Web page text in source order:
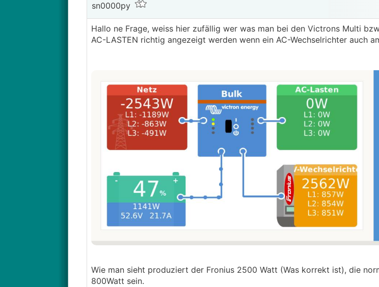
sn0000py
Hallo ne Frage, weiss hier zufällig wer was man bei den Victrons Multi
AC-LASTEN richtig angezeigt werden wenn ein AC-Wechselrichter auch
Wie man sieht produziert der Fronius 2500 Watt (Was korrekt ist), die
800Watt sein.